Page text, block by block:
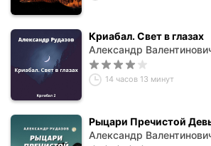
Криабал. Свет в глазах
Александр
14 часов 13 минут
Рыцари Пречистой
Александр